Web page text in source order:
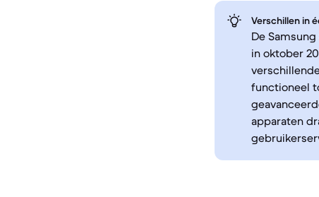
Verschillen in
De
in oktober
functioneel
apparaten